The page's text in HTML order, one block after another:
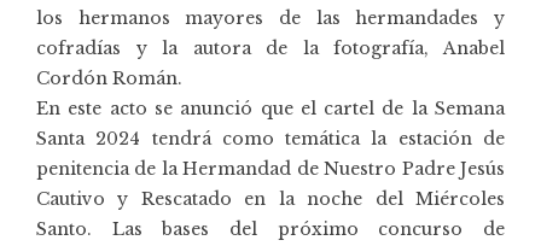
los hermanos mayores de las hermandades y
cofradías y la autora de la fotografía, Anabel
Cordón Román.
En este acto se anunció que el cartel de la Semana
Santa 2024 tendrá como temática la estación de
penitencia de la Hermandad de Nuestro Padre Jesús
Cautivo y Rescatado en la noche del Miércoles
Santo. Las bases del próximo concurso de